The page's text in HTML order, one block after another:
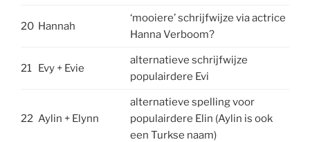
20 Hannah
‘mooiere’ schrijfwijze via actrice
Hanna Verboom?
21 Evy + Evie
alternatieve schrijfwijze
populairdere Evi
22 Aylin + Elynn
alternatieve spelling voor
populairdere Elin (Aylin is ook
een Turkse naam)